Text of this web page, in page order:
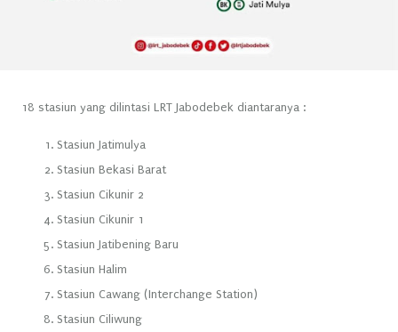
18 stasiun yang dilintasi LRT Jabodebek diantaranya :
Stasiun Jatimulya
Stasiun Bekasi Barat
Stasiun Cikunir 2
Stasiun Cikunir 1
Stasiun Jatibening Baru
Stasiun Halim
Stasiun Cawang (Interchange Station)
Stasiun Ciliwung